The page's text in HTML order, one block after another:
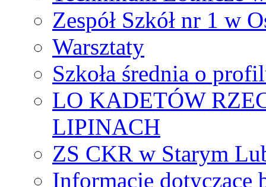
Zespół Szkół nr 1 w
Warsztaty
Szkoła średnia o
LO KADETÓW
LIPINACH
ZS CKR w Starym
Informacje dotyczące